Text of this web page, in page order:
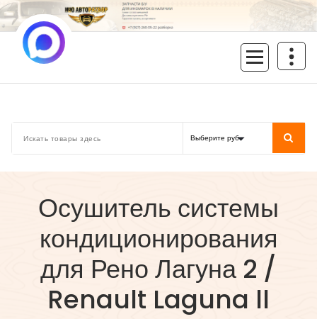
Перейти
к
содержимому
Осушитель системы
кондиционирования
для Рено Лагуна 2 /
Renault Laguna ll